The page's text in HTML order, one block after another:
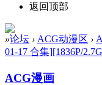
返回顶部
»论坛 › ACG动漫区 ›
01-17 合集][1836P/
ACG漫画